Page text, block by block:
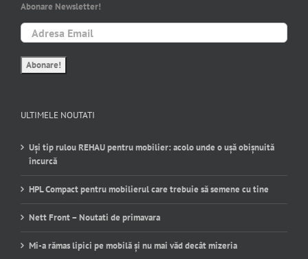
Abonare Newsletter!
ULTIMELE NOUTATI
Uși tip rulou REHAU pentru mobilier: acolo unde o ușă obișnuită
încurcă
HPL Compact pentru mobilierul care trebuie să semene cu tine
Nett Front – Noutati de primavara
Mi-a rămas lipici pe mobilă și nu mai văd decât mizeria